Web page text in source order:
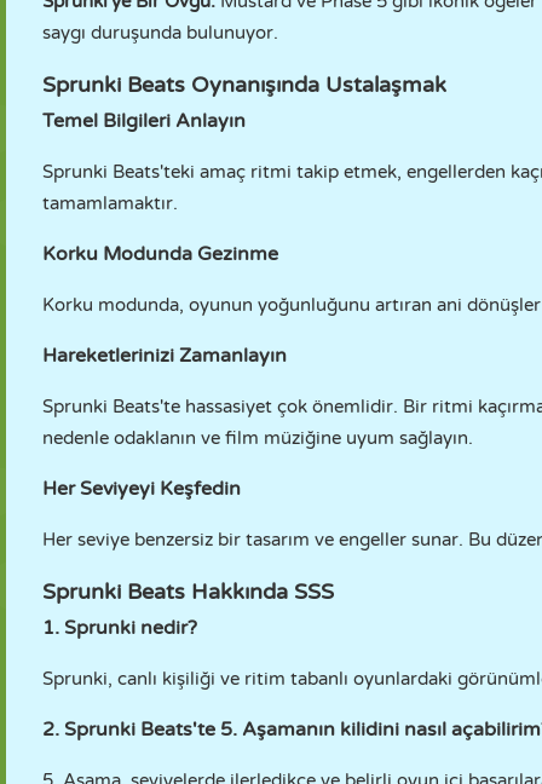
saygı duruşunda bulunuyor.
Sprunki Beats Oynanışında Ustalaşmak
Temel Bilgileri Anlayın
Sprunki Beats'teki amaç ritmi takip etmek, engellerden
tamamlamaktır.
Korku Modunda Gezinme
Korku modunda, oyunun yoğunluğunu artıran ani
Hareketlerinizi Zamanlayın
Sprunki Beats'te hassasiyet çok önemlidir. Bir ritmi
nedenle odaklanın ve film müziğine uyum sağlayın.
Her Seviyeyi Keşfedin
Her seviye benzersiz bir tasarım ve engeller sunar. Bu
Sprunki Beats Hakkında SSS
1. Sprunki nedir?
Sprunki, canlı kişiliği ve ritim tabanlı oyunlardaki
2. Sprunki Beats'te 5. Aşamanın kilidini nasıl